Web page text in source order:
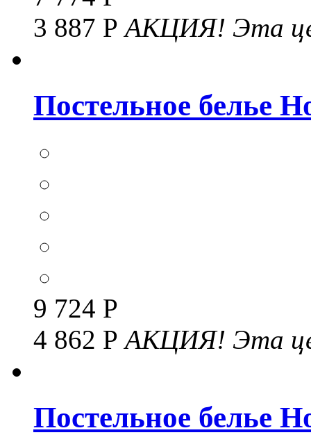
3 887 РАКЦИЯ! Эта
Постельное белье
9 724 Р
4 862 РАКЦИЯ! Эта
Постельное белье